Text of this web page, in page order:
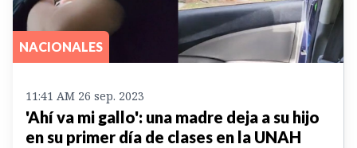
NACIONALES
11:41 AM 26 sep. 2023
'Ahí va mi gallo': una madre deja a su hijo
en su primer día de clases en la UNAH